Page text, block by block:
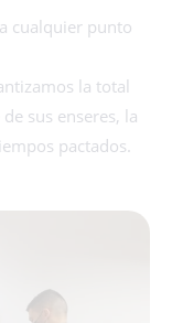
cualquier punto
la total
de sus enseres, la
pactados.